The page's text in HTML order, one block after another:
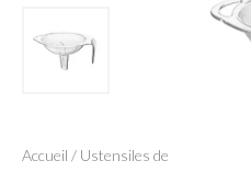
Accueil / Ustensiles de